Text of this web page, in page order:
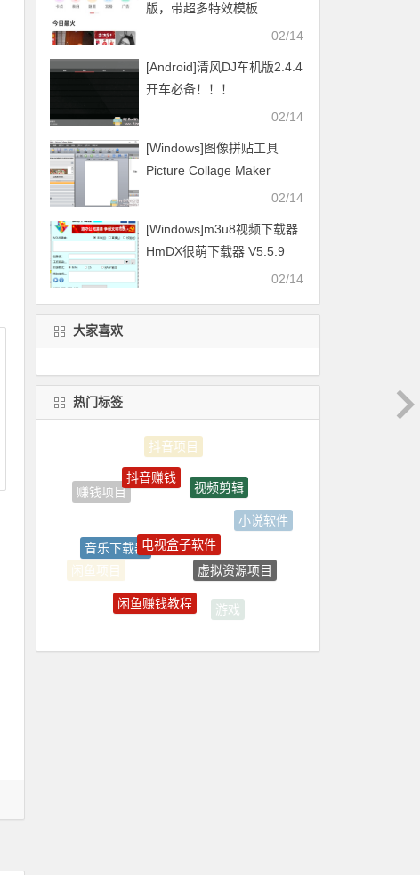
版，带超多特效模板
02/14
[Android]清风DJ车机版2.4.4
开车必备！！！
02/14
[Windows]图像拼贴工具
Picture Collage Maker
02/14
[Windows]m3u8视频下载器
HmDX很萌下载器 V5.5.9
02/14
大家喜欢
热门标签
赚钱项目
小说软件
闲鱼项目
音乐下载器
虚拟资源项目
游戏